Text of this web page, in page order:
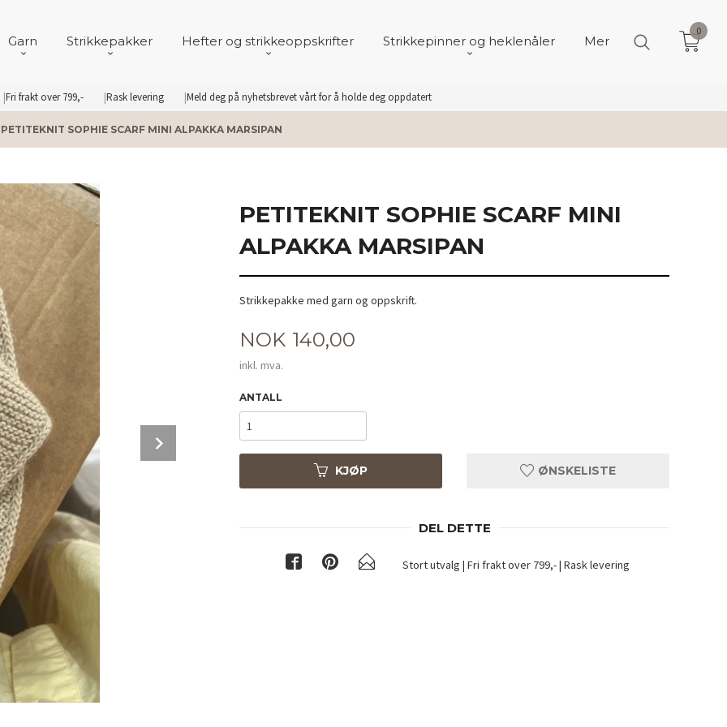
Fri frakt over 799,- Rask levering Meld deg på nyhetsbrevet vårt for å holde deg oppdatert
Garn Strikkepakker Hefter og strikkeoppskrifter Strikkepinner og heklenåler Mer
0
PETITEKNIT SOPHIE SCARF MINI ALPAKKA MARSIPAN
PETITEKNIT SOPHIE SCARF MINI
ALPAKKA MARSIPAN
Strikkepakke med garn og oppskrift.
Pris
NOK 140,00
inkl. mva.
ANTALL
KJØP ØNSKELISTE
DEL DETTE
Stort utvalg | Fri frakt over 799,- | Rask levering